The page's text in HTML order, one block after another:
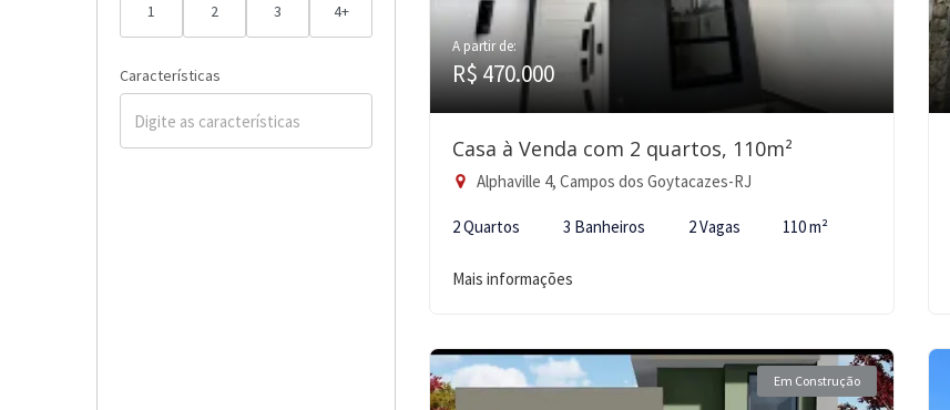
1 2 3 4+
Características
A partir de:
R$ 470.000
Casa à Venda com 2 quartos, 110m²
Alphaville 4, Campos dos Goytacazes-RJ
2 Quartos 3 Banheiros 2 Vagas 110 m²
Mais informações
Em Construção